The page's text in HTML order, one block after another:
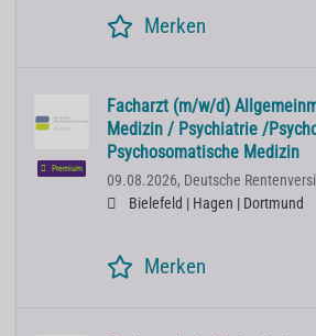
Merken
Premium
Facharzt (m/w/d)
Medizin / Psychiatrie /
Psychosomatische Medizin
09.08.2026, Deutsche
Bielefeld | Hagen | Dortmund
Merken